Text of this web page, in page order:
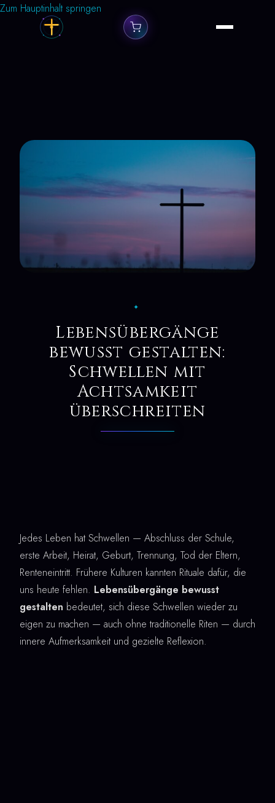
Zum Hauptinhalt springen
✦
Lebensübergänge
bewusst gestalten:
Schwellen mit
Achtsamkeit
überschreiten
Jedes Leben hat Schwellen — Abschluss der Schule,
erste Arbeit, Heirat, Geburt, Trennung, Tod der Eltern,
Renteneintritt. Frühere Kulturen kannten Rituale dafür, die
uns heute fehlen. Lebensübergänge bewusst
gestalten bedeutet, sich diese Schwellen wieder zu
eigen zu machen — auch ohne traditionelle Riten — durch
innere Aufmerksamkeit und gezielte Reflexion.